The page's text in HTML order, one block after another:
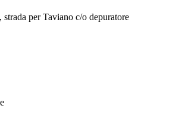
per Taviano c/o depuratore